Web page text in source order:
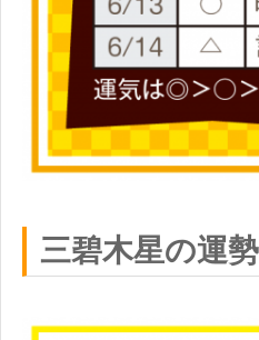
三碧木星の運